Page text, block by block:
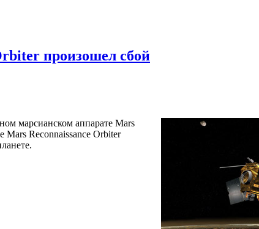
произошел сбой
марсианском аппарате Mars
Reconnaissance Orbiter